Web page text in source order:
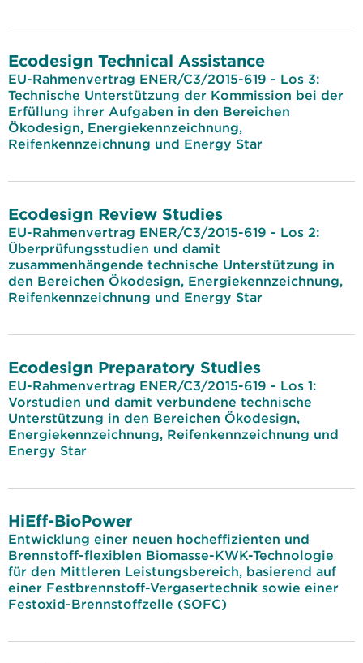
Ecodesign Technical Assistance
EU-Rahmenvertrag ENER/C3/2015-619 - Los 3:
Technische Unterstützung der Kommission bei der
Erfüllung ihrer Aufgaben in den Bereichen
Ökodesign, Energiekennzeichnung,
Reifenkennzeichnung und Energy Star
Ecodesign Review Studies
EU-Rahmenvertrag ENER/C3/2015-619 - Los 2:
Überprüfungsstudien und damit
zusammenhängende technische Unterstützung in
den Bereichen Ökodesign, Energiekennzeichnung,
Reifenkennzeichnung und Energy Star
Ecodesign Preparatory Studies
EU-Rahmenvertrag ENER/C3/2015-619 - Los 1:
Vorstudien und damit verbundene technische
Unterstützung in den Bereichen Ökodesign,
Energiekennzeichnung, Reifenkennzeichnung und
Energy Star
HiEff-BioPower
Entwicklung einer neuen hocheffizienten und
Brennstoff-flexiblen Biomasse-KWK-Technologie
für den Mittleren Leistungsbereich, basierend auf
einer Festbrennstoff-Vergasertechnik sowie einer
Festoxid-Brennstoffzelle (SOFC)